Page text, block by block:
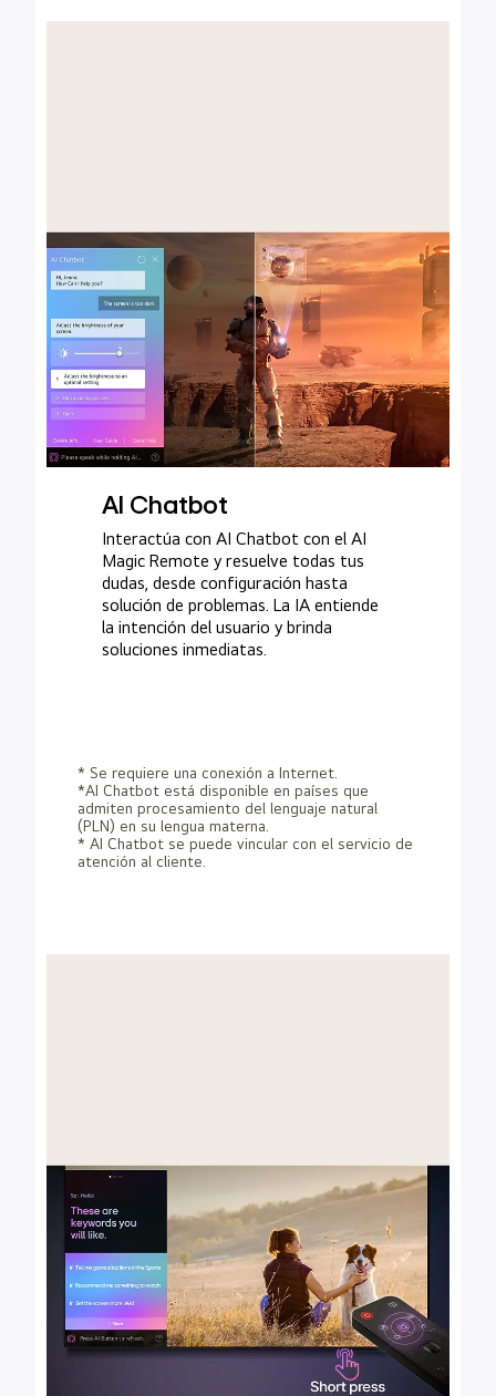
AI Chatbot
Interactúa con AI Chatbot con el AI
Magic Remote y resuelve todas tus
dudas, desde configuración hasta
solución de problemas. La IA entiende
la intención del usuario y brinda
soluciones inmediatas.
* Se requiere una conexión a Internet.
*AI Chatbot está disponible en países que
admiten procesamiento del lenguaje natural
(PLN) en su lengua materna.
* AI Chatbot se puede vincular con el servicio de
atención al cliente.